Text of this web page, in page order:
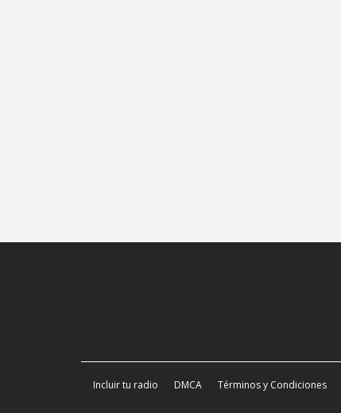
Incluir tu radio DMCA Términos y Condiciones